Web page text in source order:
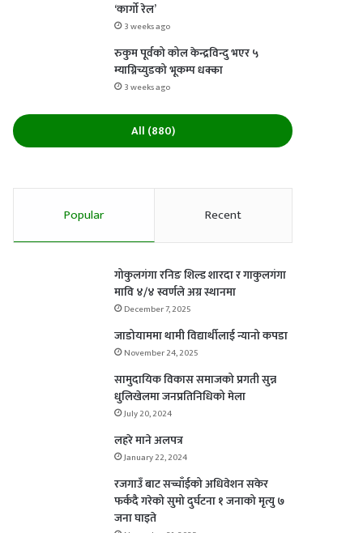
‘कार्गो रेल’
3 weeks ago
रुकुम पूर्वको कोल केन्द्रविन्दु भएर ५
म्याग्निच्युडको भूकम्प धक्का
3 weeks ago
All (880)
Popular Recent
गोकुलगंगा रनिङ शिल्ड शारदा र गाकुलगंगा
मावि ४/४ स्वर्णले अग्र स्थानमा
December 7, 2025
जाडोयाममा थामी विद्यार्थीलाई न्यानो कपडा
November 24, 2025
सामुदायिक विकास समाजको प्रगती सुन्न
धुलिखेलमा जनप्रतिनिधिको मेला
July 20, 2024
लहरे माने अलपत्र
January 22, 2024
रजगाउँ बाट सच्चाँईको अधिवेशन सकेर
फर्कदै गरेको सुमो दुर्घटना १ जनाको मृत्यु ७
जना घाइते